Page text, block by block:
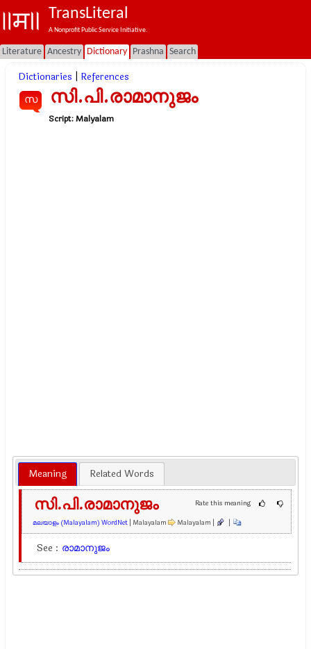
TransLiteral
A Nonprofit Public Service Initiative.
Literature Ancestry Dictionary Prashna Search
Dictionaries References
സ സി.പി.രാമാനുജം
Script:Malyalam
Meaning Related Words
Rate this meaning
സി.പി.രാമാനുജം
മലയാളം (Malayalam) WordNet | Malayalam Malayalam | |
See : രാമാനുജം